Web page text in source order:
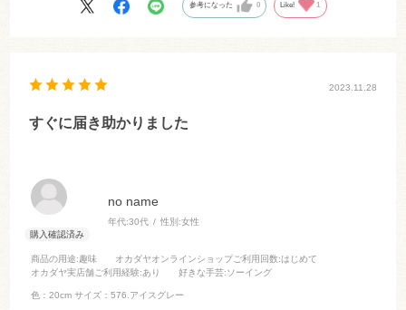
参考になった 0 Like! 1
no name
年代:30代 性別:女性
商品の用途:趣味 オカダヤオンラインショップご利用回数:はじめて
オカダヤ実店舗ご利用経験:あり 好きな手芸:ソーイング
色：20cm サイズ：576.アイスグレー
2023.11.28
すぐに届き助かりました